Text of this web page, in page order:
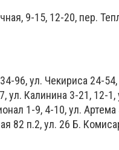
9-15, 12-20, пер.
96, ул. Чекириса 24-
ул. Калинина 3-21, 12-
1-9, 4-10, ул. Артема
82 п.2, ул. 26 Б.